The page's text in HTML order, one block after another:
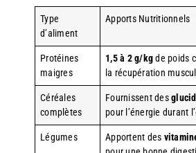
Type
d’aliment
Apports Nutritionnels
Protéines
maigres
1,5 à 2 g/kgde poids
la récupération
Céréales
complètes
Fournissent des
pour l’énergie durant
Légumes Apportent des